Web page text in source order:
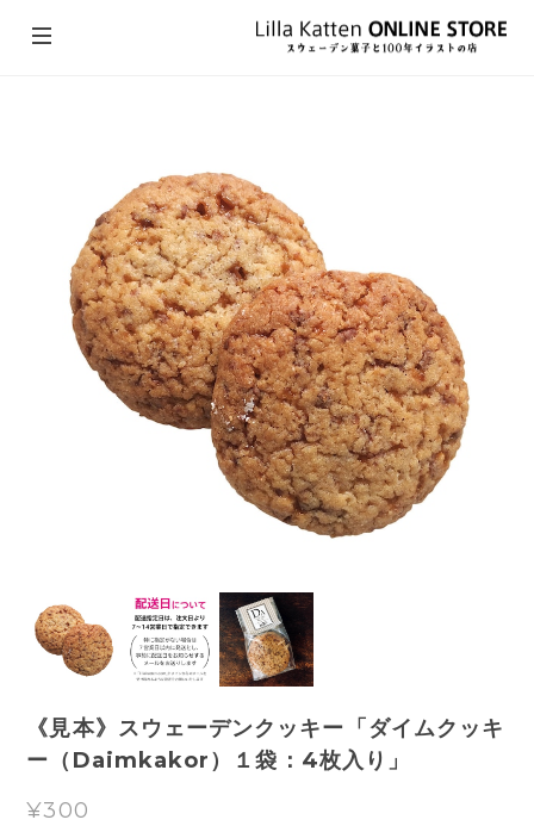
《見本》スウェーデンクッキー「ダイムクッキ
ー（Daimkakor）１袋：4枚入り」
¥300